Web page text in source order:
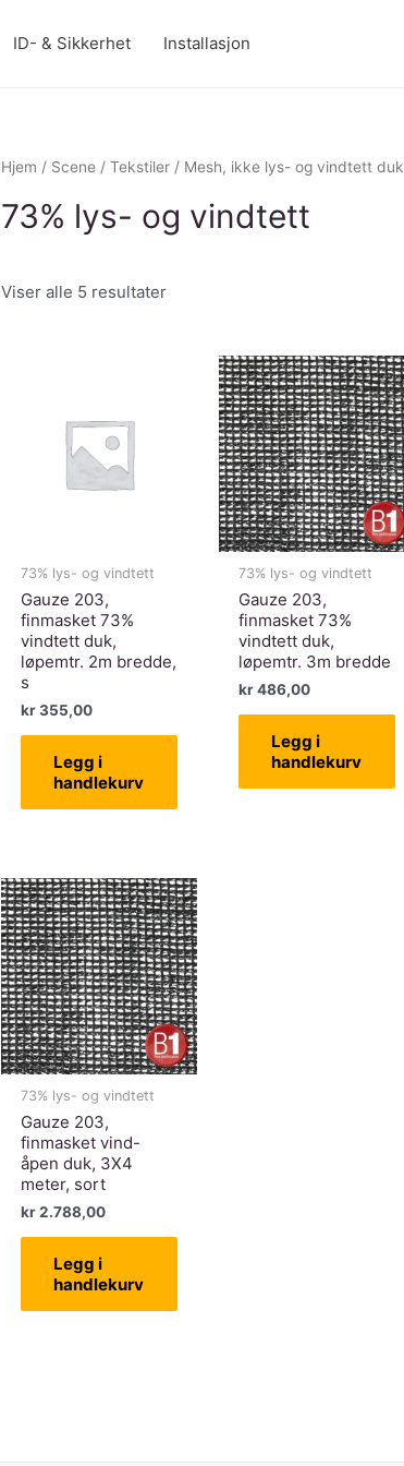
ID- & Sikkerhet Installasjon
Hjem / Scene / Tekstiler / Mesh, ikke lys- og vindtett duk
73% lys- og vindtett
Viser alle 5 resultater
73% lys- og vindtett
Gauze 203,
finmasket 73%
vindtett duk,
løpemtr. 2m bredde,
s
kr355,00
Legg i
handlekurv
73% lys- og vindtett
Gauze 203,
finmasket 73%
vindtett duk,
løpemtr. 3m bredde
kr486,00
Legg i
handlekurv
73% lys- og vindtett
Gauze 203,
finmasket vind-
åpen duk, 3X4
meter, sort
kr2.788,00
Legg i
handlekurv